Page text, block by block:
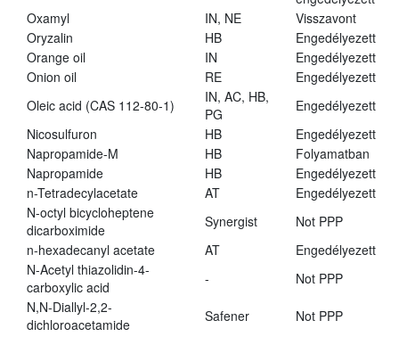
Oxamyl
IN, NE
Visszavont
Oryzalin
HB
Engedélyezett
Orange oil
IN
Engedélyezett
Onion oil
RE
Engedélyezett
Oleic acid (CAS 112-80-1)
IN, AC, HB,
PG
Engedélyezett
Nicosulfuron
HB
Engedélyezett
Napropamide-M
HB
Folyamatban
Napropamide
HB
Engedélyezett
n-Tetradecylacetate
AT
Engedélyezett
N-octyl bicycloheptene
dicarboximide
Synergist
Not PPP
n-hexadecanyl acetate
AT
Engedélyezett
N-Acetyl thiazolidin-4-
carboxylic acid
-
Not PPP
N,N-Diallyl-2,2-
dichloroacetamide
Safener
Not PPP